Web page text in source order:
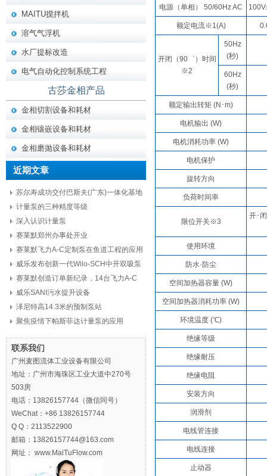
电源（单相） 50/60Hz AC
额定电流※1(A)
开闭（90゜）时间
※2
50Hz
(秒)
60Hz
(秒)
额定输出转矩 (N･m)
电机输出 (W)
电机消耗功率 (W)
电机保护
旋转方向
负荷时间率
限位开关※3
开･
使用环境
防水·防尘
空间加热器容量 (W)
空间加热器消耗功率 (W)
环境温度 (℃)
绝缘等级
绝缘耐压
绝缘电阻
安装方向
润滑剂
电线管连接
电线连接
止动器
MAITU搅拌机
溶气气浮机
水厂提标改造
电气自动化控制系统工程
古莎金相产品
金相切割设备和耗材
金相镶嵌设备和耗材
金相磨抛设备和耗材
近期文章
苏尔寿成功交付巴斯夫(广东)一体化基地
项目核心设备
计量泵的三种精度等级
深入认识计量泵
赛莱默郑州办事处开业
赛莱默飞力A-C定制泵在鱼道工程的应用
威乐发布创新一代Wilo-SCH中开双吸泵
赛莱默创造订单新纪录，14台飞力A-C
定制泵，8亿元
威乐SANI污水提升设备
泽尼特高14.3米的预制泵站
聚焦疫情下帕斯菲达计量泵的应用
联系我们
广州麦图流体工业设备有限公司
地址：广州市海珠区工业大道中270号
503房
电话：13826157744（微信同号）
WeChat：+86 13826157744
Q Q：2113522900
邮箱：13826157744@163.com
网址： www.MaiTuFlow.com